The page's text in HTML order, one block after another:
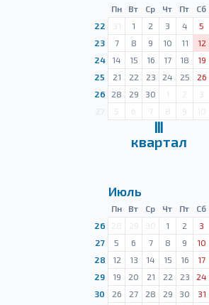
Пн Вт Ср Чт Пт Сб
22
31 1 2 3 4 5
23
7 8 9 10 11 12
24
14 15 16 17 18 19
25
21 22 23 24 25 26
26
28 29 30 1 2 3
5 6 7 8 9 10
Ⅲ
квартал
Июль
Пн Вт Ср Чт Пт Сб
26
28 29 30 1 2 3
27
5 6 7 8 9 10
28
12 13 14 15 16 17
29
19 20 21 22 23 24
30
26 27 28 29 30 31